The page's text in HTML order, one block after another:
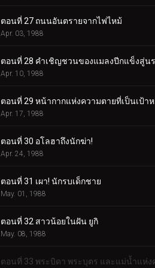
ตอนที่ 27 ถนนอันตรายจากไฟไหม้
Apr. 03, 1988
ตอนที่ 28 คำเชิญชวนของแมลงปีกแข็งสู่น
Apr. 10, 1988
ตอนที่ 29 หน้ากากแห่งความตายที่เป็นเป้า
Apr. 17, 1988
ตอนที่ 30 อโลฮาถึงนักฆ่า!
Apr. 24, 1988
ตอนที่ 31 เผา! นักรบเด็กชาย
May. 01, 1988
ตอนที่ 32 สาวน้อยในฝัน ยูกิ
May. 08, 1988
ตอนที่ 33 พระบิดา พระบุตร และแม่น้ำแห่ง